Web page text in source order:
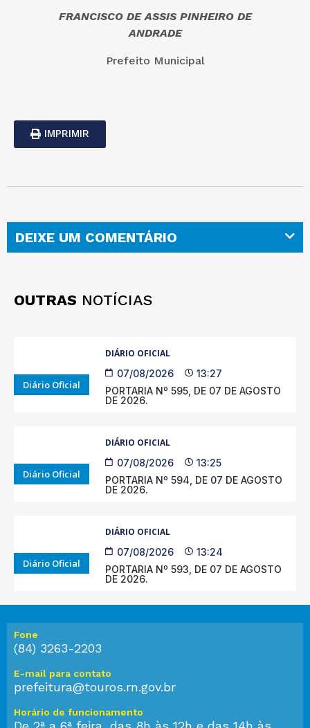
FRANCISCO DE ASSIS PINHEIRO DE
ANDRADE
Prefeito Municipal
IMPRIMIR
DEIXE UM COMENTÁRIO
OUTRAS NOTÍCIAS
Diário Oficial
DIÁRIO OFICIAL
07/08/2026
13:27
PORTARIA Nº 595, DE 07 DE AGOSTO
DE 2026.
Diário Oficial
DIÁRIO OFICIAL
07/08/2026
13:25
PORTARIA Nº 594, DE 07 DE AGOSTO
DE 2026.
Diário Oficial
DIÁRIO OFICIAL
07/08/2026
13:24
PORTARIA Nº 593, DE 07 DE AGOSTO
DE 2026.
Fone
(84) 3263-2203
E-mail para contato
prefeitura@touros.rn.gov.br
Horário de funcionamento